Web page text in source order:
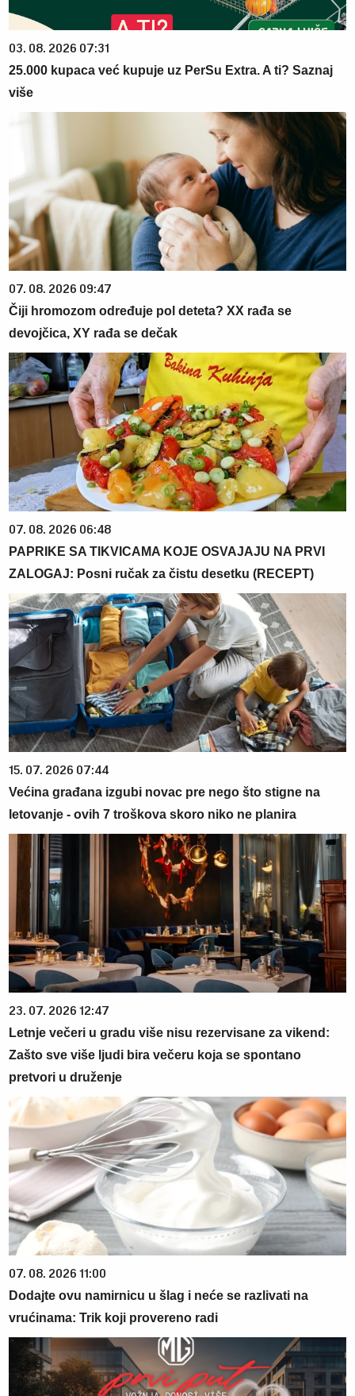
03. 08. 2026 07:31
25.000 kupaca već kupuje uz PerSu Extra. A ti? Saznaj
više
07. 08. 2026 09:47
Čiji hromozom određuje pol deteta? XX rađa se
devojčica, XY rađa se dečak
07. 08. 2026 06:48
PAPRIKE SA TIKVICAMA KOJE OSVAJAJU NA PRVI
ZALOGAJ: Posni ručak za čistu desetku (RECEPT)
15. 07. 2026 07:44
Većina građana izgubi novac pre nego što stigne na
letovanje - ovih 7 troškova skoro niko ne planira
23. 07. 2026 12:47
Letnje večeri u gradu više nisu rezervisane za vikend:
Zašto sve više ljudi bira večeru koja se spontano
pretvori u druženje
07. 08. 2026 11:00
Dodajte ovu namirnicu u šlag i neće se razlivati na
vrućinama: Trik koji provereno radi